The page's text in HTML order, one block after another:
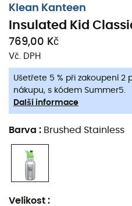
Klean Kanteen
Insulated Kid
769,00 Kč
Vč. DPH
Ušetřete 5 % při zakoupení 2
nákupu, s kódem Summer5.
Další informace
Barva : Brushed Stainless
Velikost :